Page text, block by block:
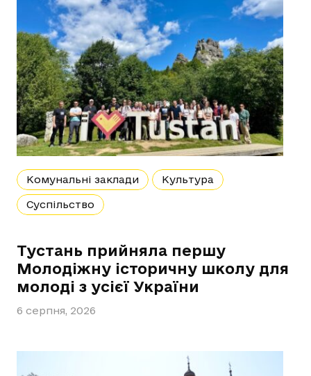
Комунальні заклади Культура
Суспільство
Тустань прийняла першу
Молодіжну історичну школу для
молоді з усієї України
6 серпня, 2026